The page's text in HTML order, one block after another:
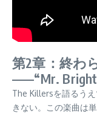
第2章：終わ
——“Mr.
The Killersを語るう
きない。この楽曲は